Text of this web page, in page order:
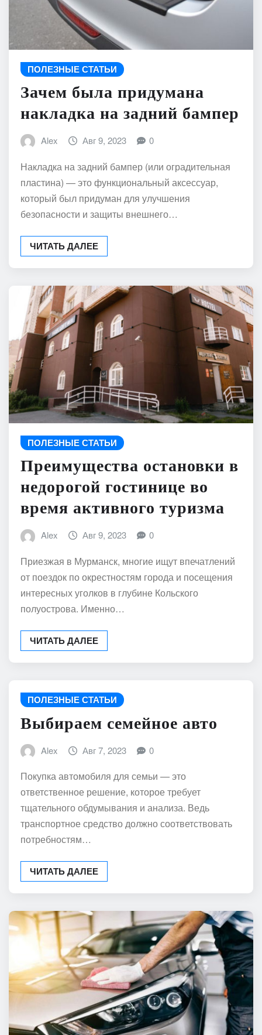
ПОЛЕЗНЫЕ СТАТЬИ
Зачем была придумана
накладка на задний бампер
Alex Авг 9, 2023 0
Накладка на задний бампер (или оградительная
пластина) — это функциональный аксессуар,
который был придуман для улучшения
безопасности и защиты внешнего…
ЧИТАТЬ ДАЛЕЕ
ПОЛЕЗНЫЕ СТАТЬИ
Преимущества остановки в
недорогой гостинице во
время активного туризма
Alex Авг 9, 2023 0
Приезжая в Мурманск, многие ищут впечатлений
от поездок по окрестностям города и посещения
интересных уголков в глубине Кольского
полуострова. Именно…
ЧИТАТЬ ДАЛЕЕ
ПОЛЕЗНЫЕ СТАТЬИ
Выбираем семейное авто
Alex Авг 7, 2023 0
Покупка автомобиля для семьи — это
ответственное решение, которое требует
тщательного обдумывания и анализа. Ведь
транспортное средство должно соответствовать
потребностям…
ЧИТАТЬ ДАЛЕЕ